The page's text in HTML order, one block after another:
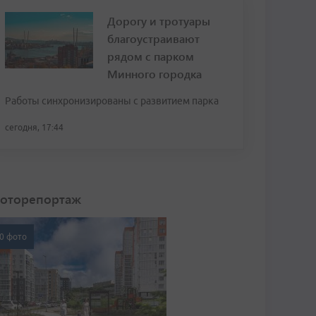
Дорогу и тротуары
благоустраивают
рядом с парком
Минного городка
Работы синхронизированы с развитием парка
сегодня, 17:44
фото